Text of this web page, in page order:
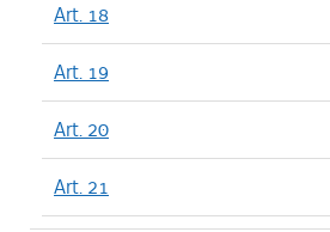
Art. 18
Art. 19
Art. 20
Art. 21